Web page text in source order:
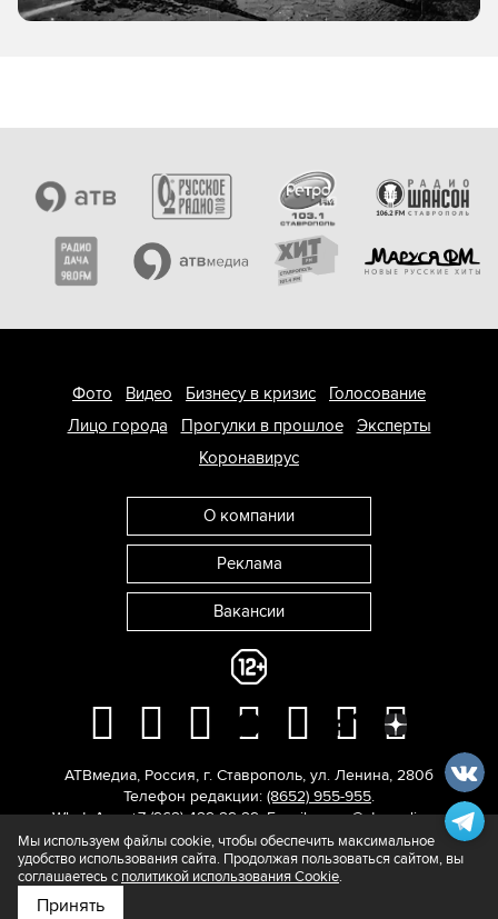
Подпишитесь на нас в
Фото Видео Бизнесу в кризис
Голосование
Лицо города
Прогулки в прошлое
Эксперты
Коронавирус
О компании
Реклама
Вакансии
АТВмедиа, Россия, г. Ставрополь, ул. Ленина, 280б
Телефон редакции: (8652) 955-955.
WhatsApp: +7 (962) 429-29-29. E-mail:news@atvmedia.ru.
© 2017-2026. Все права защищены.
Мы используем файлы cookie, чтобы обеспечить максимальное
удобство использования сайта. Продолжая пользоваться сайтом, вы
соглашаетесь с политикой использования Cookie.
Принять